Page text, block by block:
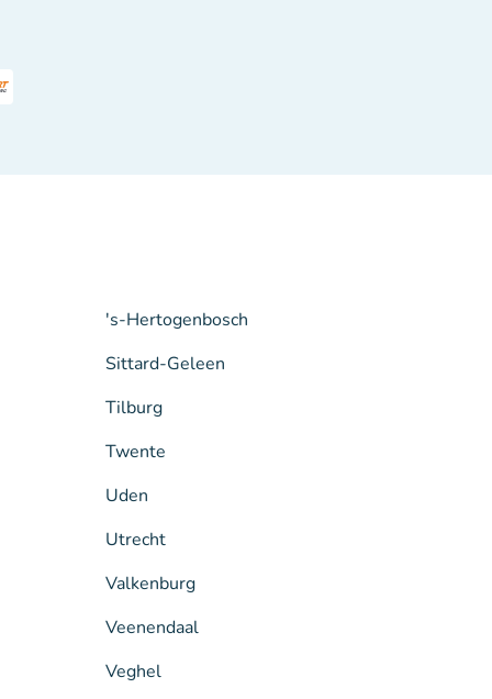
's-Hertogenbosch
Sittard-Geleen
Tilburg
Twente
Uden
Utrecht
Valkenburg
Veenendaal
Veghel